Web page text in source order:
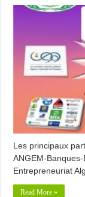
Les principaux
ANGEM-
Read More »